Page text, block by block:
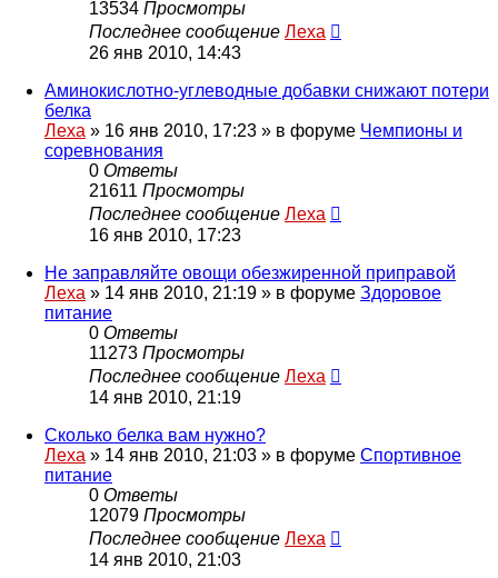
13534 Просмотры
Последнее сообщение Леха
26 янв 2010, 14:43
Аминокислотно-углеводные добавки снижают потери
белка
Леха » 16 янв 2010, 17:23 » в форуме Чемпионы и
соревнования
0 Ответы
21611 Просмотры
Последнее сообщение Леха
16 янв 2010, 17:23
Не заправляйте овощи обезжиренной приправой
Леха » 14 янв 2010, 21:19 » в форуме Здоровое
питание
0 Ответы
11273 Просмотры
Последнее сообщение Леха
14 янв 2010, 21:19
Сколько белка вам нужно?
Леха » 14 янв 2010, 21:03 » в форуме Спортивное
питание
0 Ответы
12079 Просмотры
Последнее сообщение Леха
14 янв 2010, 21:03